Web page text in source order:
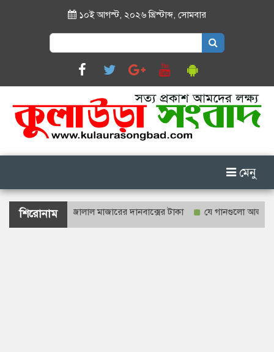
১০ই আগস্ট, ২০২৬ খ্রিস্টাব্দ, সোমবার
Search
for:
মেনু
শিরোনাম
হবে শাহজালাল মাজারের দানবাক্সের টাকা যে গানগুলো আজও